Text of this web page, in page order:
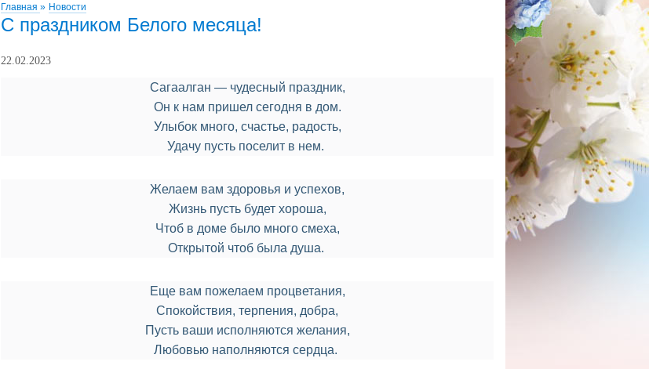
Главная » Новости
С праздником Белого месяца!
22.02.2023
Сагаалган — чудесный праздник,
Он к нам пришел сегодня в дом.
Улыбок много, счастье, радость,
Удачу пусть поселит в нем.
Желаем вам здоровья и успехов,
Жизнь пусть будет хороша,
Чтоб в доме было много смеха,
Открытой чтоб была душа.
Еще вам пожелаем процветания,
Спокойствия, терпения, добра,
Пусть ваши исполняются желания,
Любовью наполняются сердца.